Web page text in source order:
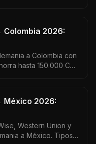
Colombia 2026:
a Colombia con
hasta 150.000 COP
México 2026:
Western Union y
a México. Tipos